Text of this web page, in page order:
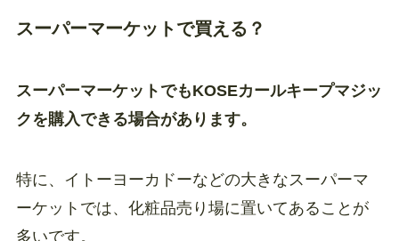
スーパーマーケットで買える？
スーパーマーケットでもKOSEカールキープマジッ
クを購入できる場合があります。
特に、イトーヨーカドーなどの大きなスーパーマ
ーケットでは、化粧品売り場に置いてあることが
多いです。